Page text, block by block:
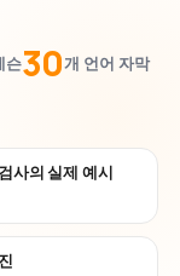
슨30개 언어 자막
사의 실제 예시